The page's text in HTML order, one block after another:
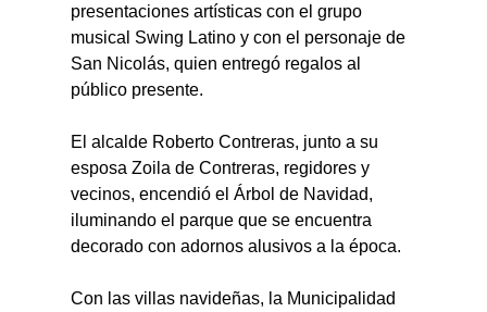
presentaciones artísticas con el grupo
musical Swing Latino y con el personaje de
San Nicolás, quien entregó regalos al
público presente.
El alcalde Roberto Contreras, junto a su
esposa Zoila de Contreras, regidores y
vecinos, encendió el Árbol de Navidad,
iluminando el parque que se encuentra
decorado con adornos alusivos a la época.
Con las villas navideñas, la Municipalidad